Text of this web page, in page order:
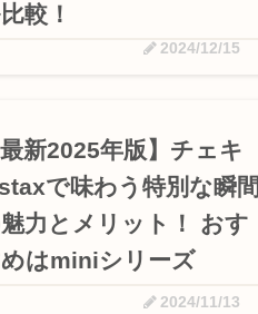
較！
2024/12/15
最新2025年版】チェキ
で味わう特別な瞬間
力とメリット！ おす
はminiシリーズ
2024/11/13